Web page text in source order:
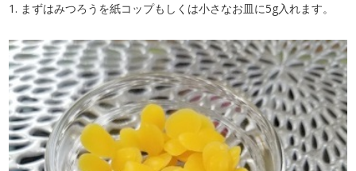
1. まずはみつろうを紙コップもしくは小さなお皿に5g入れます。